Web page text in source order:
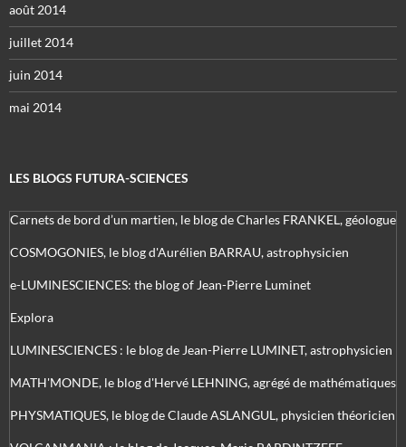
août 2014
juillet 2014
juin 2014
mai 2014
LES BLOGS FUTURA-SCIENCES
Carnets de bord d’un martien, le blog de Charles FRANKEL, géologue
COSMOGONIES, le blog d'Aurélien BARRAU, astrophysicien
e-LUMINESCIENCES: the blog of Jean-Pierre Luminet
Explora
LUMINESCIENCES : le blog de Jean-Pierre LUMINET, astrophysicien
MATH'MONDE, le blog d'Hervé LEHNING, agrégé de mathématiques
PHYSMATIQUES, le blog de Claude ASLANGUL, physicien théoricien